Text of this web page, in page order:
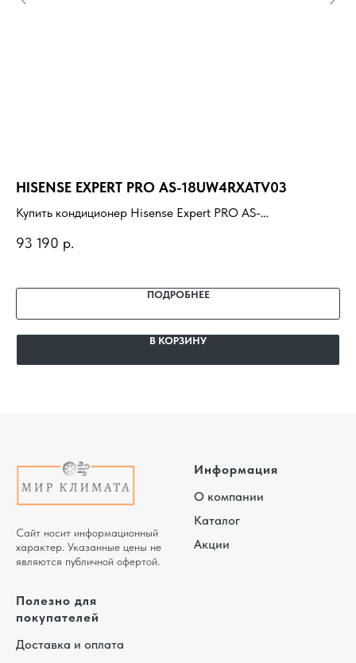
HISENSE EXPERT PRO AS-18UW4RXATV03
Купить кондиционер Hisense Expert PRO AS-
помещение, доставка, профессиональный монтаж и
93 190 р.
ПОДРОБНЕЕ
В КОРЗИНУ
Сайт носит информационный
характер. Указанные цены не
являются публичной офертой.
Информация
О компании
Каталог
Акции
Полезно для
покупателей
Доставка и оплата